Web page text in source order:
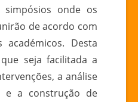
onde os
de acordo com
académicos. Desta
seja facilitada a
a análise
e a construção de